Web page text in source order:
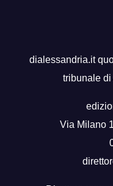
dialessandria.it
tribunale
Via Milano